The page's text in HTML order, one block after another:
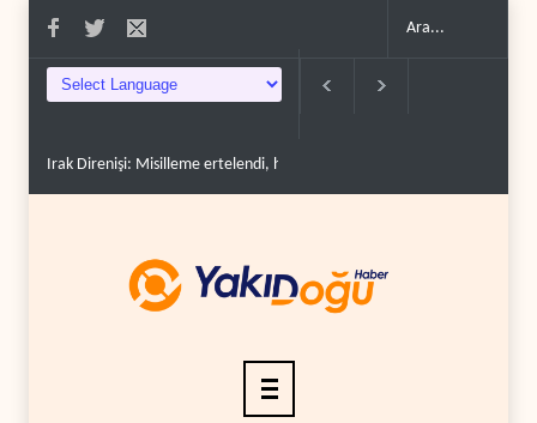
Irak Direnişi: Misilleme ertelendi, hesap kapanmadı..